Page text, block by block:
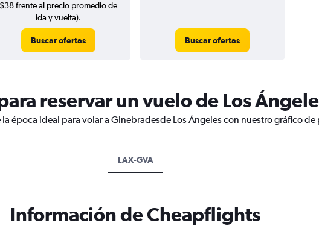
$38 frente al precio promedio de
ida y vuelta).
Buscar ofertas Buscar ofertas
reservar un vuelo de Los
época ideal para volar a Ginebradesde Los Ángeles con nuestro gráfico
LAX-GVA
Información de Cheapflights